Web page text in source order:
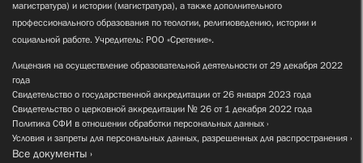
магистратура) и истории (магистратура), а также дополнительного
профессионального образования по теологии, религиоведению, истории и
социальной работе. Учредитель: РОО «Сретение».
Лицензия на осуществление образовательной деятельности от 29 декабря 2022
года
Свидетельство о государственной аккредитации от 26 января 2023 года
Свидетельство о церковной аккредитации № 26 от 1 декабря 2022 года
Политика СФИ в отношении обработки персональных данных
Условия и запреты для персональных данных, разрешенных для распространения
Все документы